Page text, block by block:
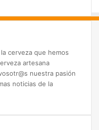
cerveza que hemos
artesana
nuestra pasión
noticias de la